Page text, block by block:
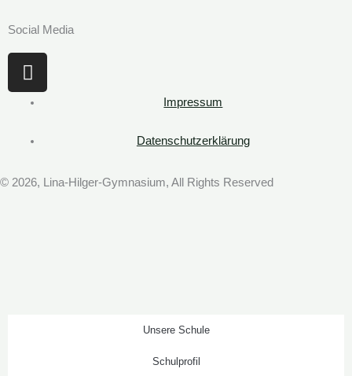
Social Media
I
n
s
a
r
Impressum
Datenschutzerklärung
© 2026, Lina-Hilger-Gymnasium, All Rights Reserved
Unsere Schule
Schulprofil